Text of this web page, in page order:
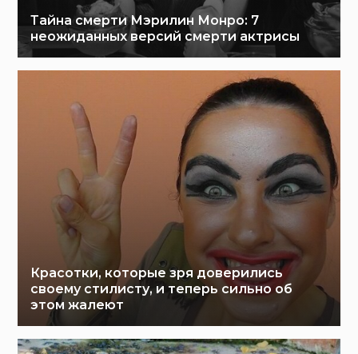
Тайна смерти Мэрилин Монро: 7
неожиданных версий смерти актрисы
Красотки, которые зря доверились
своему стилисту, и теперь сильно об
этом жалеют